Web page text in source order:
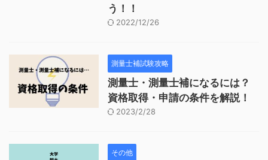
う！！
2022/12/26
測量士補試験攻略
測量士・測量士補になるには？
資格取得・申請の条件を解説！
2023/2/28
その他